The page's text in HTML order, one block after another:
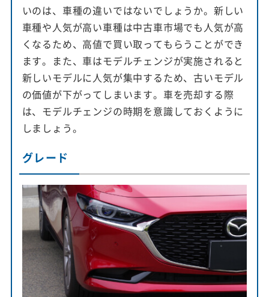
いのは、車種の違いではないでしょうか。新しい
車種や人気が高い車種は中古車市場でも人気が高
くなるため、高値で買い取ってもらうことができ
ます。また、車はモデルチェンジが実施されると
新しいモデルに人気が集中するため、古いモデル
の価値が下がってしまいます。車を売却する際
は、モデルチェンジの時期を意識しておくように
しましょう。
グレード